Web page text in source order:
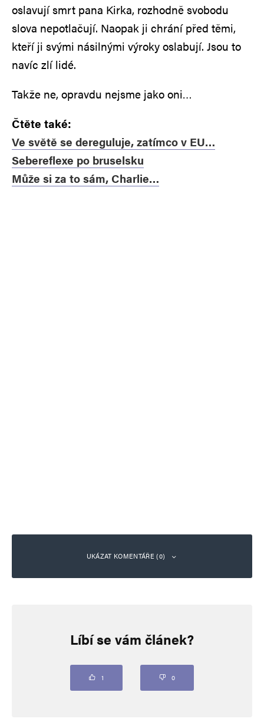
oslavují smrt pana Kirka, rozhodně svobodu
slova nepotlačují. Naopak ji chrání před těmi,
kteří ji svými násilnými výroky oslabují. Jsou to
navíc zlí lidé.
Takže ne, opravdu nejsme jako oni…
Čtěte také:
Ve světě se dereguluje, zatímco v EU…
Sebereflexe po bruselsku
Může si za to sám, Charlie…
UKÁZAT KOMENTÁŘE (0)
Vaše e-mailová adresa nebude zveřejněna. Vyžadované informace jsou
Líbí se vám článek?
1 0